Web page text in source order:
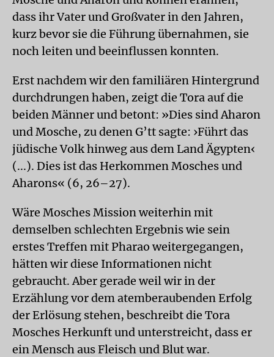
dass ihr Vater und Großvater in den Jahren,
kurz bevor sie die Führung übernahmen, sie
noch leiten und beeinflussen konnten.
Erst nachdem wir den familiären Hintergrund
durchdrungen haben, zeigt die Tora auf die
beiden Männer und betont: »Dies sind Aharon
und Mosche, zu denen G’tt sagte: ›Führt das
jüdische Volk hinweg aus dem Land Ägypten‹
(...). Dies ist das Herkommen Mosches und
Aharons« (6, 26–27).
Wäre Mosches Mission weiterhin mit
demselben schlechten Ergebnis wie sein
erstes Treffen mit Pharao weitergegangen,
hätten wir diese Informationen nicht
gebraucht. Aber gerade weil wir in der
Erzählung vor dem atemberaubenden Erfolg
der Erlösung stehen, beschreibt die Tora
Mosches Herkunft und unterstreicht, dass er
ein Mensch aus Fleisch und Blut war.